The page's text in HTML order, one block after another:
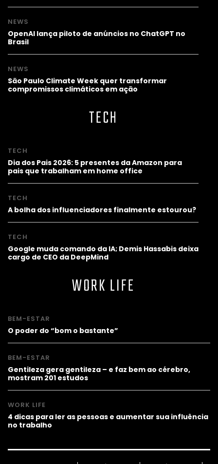
NEWS
OpenAI lança piloto de anúncios no ChatGPT no
Brasil
NEWS
São Paulo Climate Week quer transformar
compromissos climáticos em ação
TECH
TECH
Dia dos Pais 2026: 5 presentes da Amazon para
pais que trabalham em home office
TECH
A bolha dos influenciadores finalmente estourou?
TECH
Google muda comando da IA; Demis Hassabis deixa
cargo de CEO da DeepMind
WORK LIFE
BEM-ESTAR
O poder do “bom o bastante”
BEM-ESTAR
Gentileza gera gentileza – e faz bem ao cérebro,
mostram 201 estudos
WORK LIFE
4 dicas para ler as pessoas e aumentar sua influência
no trabalho